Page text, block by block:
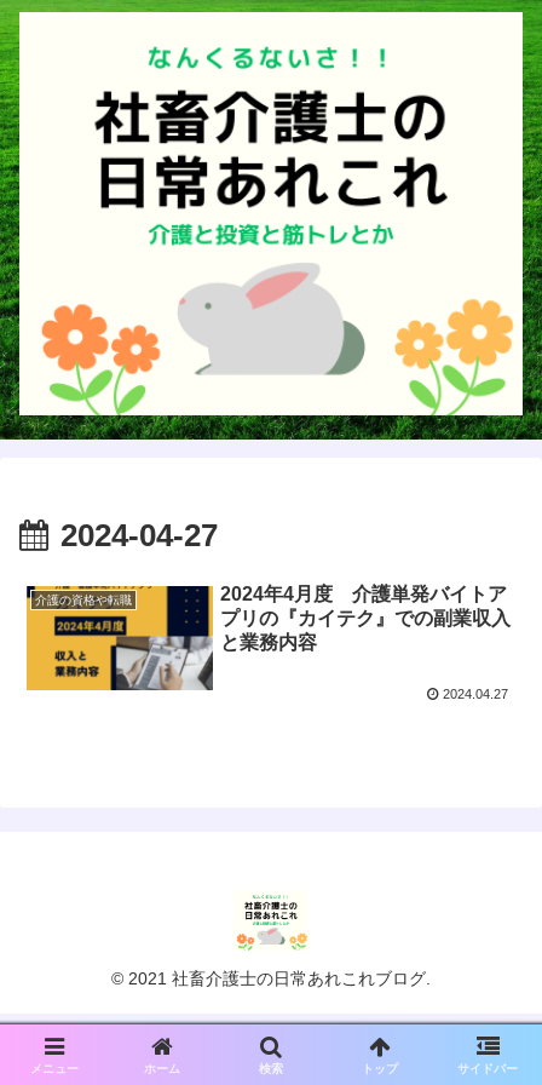
2024-04-27
介護の資格や転職
2024年4月度 介護単発バイトア
プリの『カイテク』での副業収入
と業務内容
2024.04.27
© 2021 社畜介護士の日常あれこれブログ.
メニュー ホーム 検索 トップ サイドバー